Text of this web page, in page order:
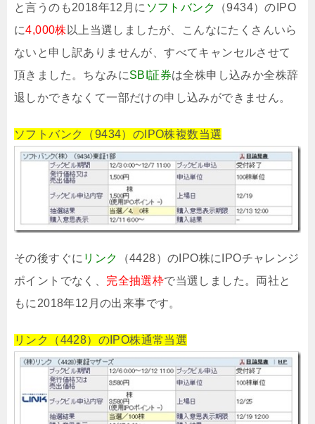
と言うのも2018年12月に ソフトバンク
（9434）のIPO
に4,000株 以上当選しましたが、こんなにたくさんいら
ないと申し訳ありませんが、すべてキャンセルさせて
頂きました。ちなみにSBI証券は全株申し込みか全株辞
退しかできなくて一部だけの申し込みができません。
ソフトバンク（9434）のIPO株複数当選
その後すぐに リンク
（4428）のIPO株にIPOチャレンジ
ポイントでなく、 完全抽選枠で当選しました。両社と
もに2018年12月の出来事です。
リンク（4428）のIPO株通常当選